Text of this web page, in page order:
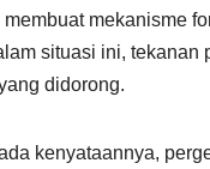
membuat mekanisme
situasi ini, tekanan
didorong.
kenyataannya,